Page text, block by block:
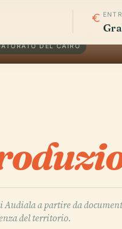
DEL CAIRO
Audiala a partire da
del territorio.